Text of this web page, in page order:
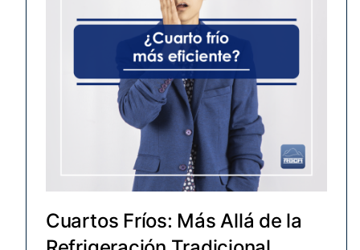
Cuartos Fríos: Más Allá de la